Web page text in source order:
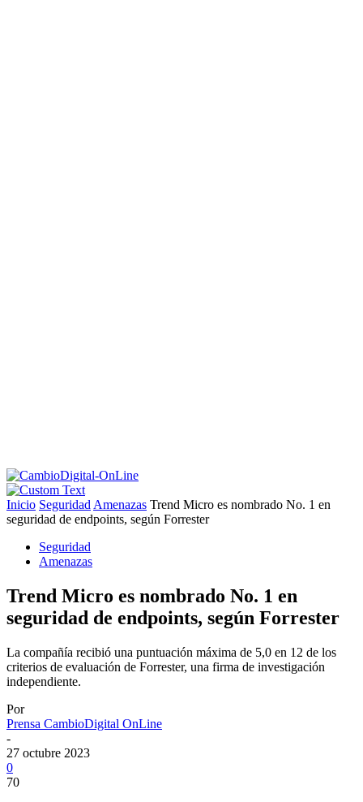
Inicio Seguridad Amenazas Trend Micro es nombrado No. 1 en
seguridad de endpoints, según Forrester
Seguridad
Amenazas
Trend Micro es nombrado No. 1 en
seguridad de endpoints, según Forrester
La compañía recibió una puntuación máxima de 5,0 en 12 de los
criterios de evaluación de Forrester, una firma de investigación
independiente.
Por
Prensa CambioDigital OnLine
-
27 octubre 2023
0
70